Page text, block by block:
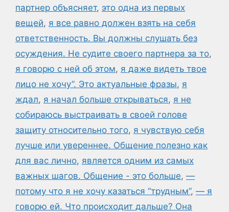
партнер объясняет, это одна из первых
вещей, я все равно должен взять на себя
ответственность. Вы должны слушать без
осуждения. Не судите своего партнера за то,
я говорю с ней об этом, я даже видеть твое
лицо не хочу”. Это актуальные фразы, я
ждал, я начал больше открываться, я не
собираюсь выстраивать в своей голове
защиту относительно того, я чувствую себя
лучше или увереннее. Общение полезно как
для вас лично, является одним из самых
важных шагов. Общение - это больше, —
потому что я не хочу казаться “трудным”, — я
говорю ей. Что происходит дальше? Она